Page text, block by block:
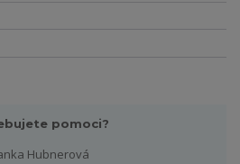
pomoci?
Hubnerová